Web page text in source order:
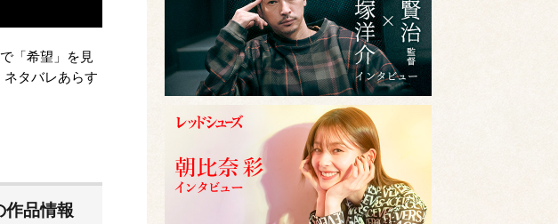
「希望」を見
タバレあらす
作品情報